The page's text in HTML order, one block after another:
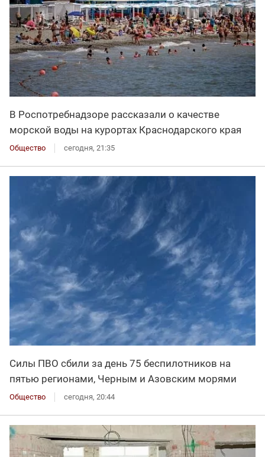
В Роспотребнадзоре рассказали о качестве
морской воды на курортах Краснодарского края
Общество сегодня, 21:35
Силы ПВО сбили за день 75 беспилотников на
пятью регионами, Черным и Азовским морями
Общество сегодня, 20:44